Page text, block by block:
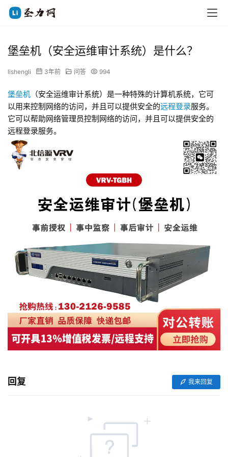
堡垒机（安全运维审计系统）是什么？
lishengli 3年前 问答 994
堡垒机 （安全运维审计系统）是一种特殊的计算机系统，它可
以用来控制网络的访问，并且可以提供安全的远程登录服务。
它可以帮助网络管理员控制网络的访问，并且可以提供安全的
远程登录服务。
回复 我来回复